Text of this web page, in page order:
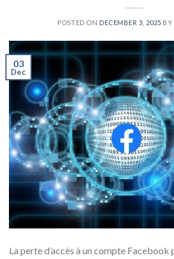
POSTED ON DECEMBER 3, 2025 BY
03
Dec
La perte d’accès à un compte Facebook